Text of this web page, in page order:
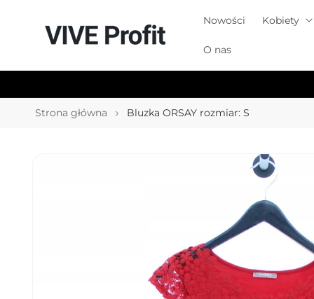
treści
Nowości Kobiety
O nas
Strona główna Bluzka ORSAY rozmiar: S